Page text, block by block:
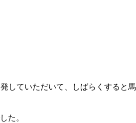
していただいて、しばらくすると馬
た。